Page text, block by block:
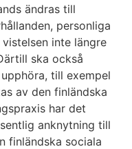
ändras till
personliga
inte längre
ska också
till exempel
av den finländska
har det
anknytning till
finländska sociala